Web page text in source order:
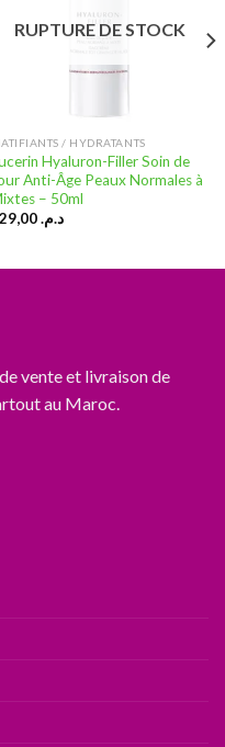
d’envies
RUPTURE DE STOCK
/ HYDRATANTS
Hyaluron-Filler Soin de
Anti-Âge Peaux Normales à
– 50ml
د.م.329,00
vente et livraison de
au Maroc.